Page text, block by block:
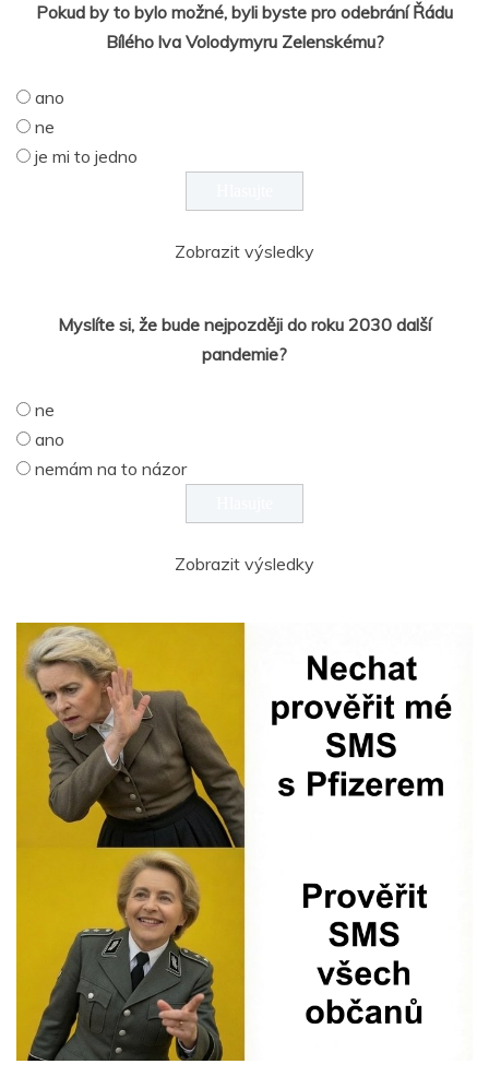
Pokud by to bylo možné, byli byste pro odebrání Řádu
Bílého lva Volodymyru Zelenskému?
ano
ne
je mi to jedno
Zobrazit výsledky
Myslíte si, že bude nejpozději do roku 2030 další
pandemie?
ne
ano
nemám na to názor
Zobrazit výsledky